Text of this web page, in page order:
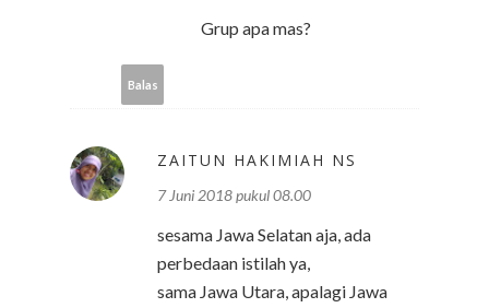
Grup apa mas?
Balas
ZAITUN HAKIMIAH NS
7 Juni 2018 pukul 08.00
sesama Jawa Selatan aja, ada
perbedaan istilah ya,
sama Jawa Utara, apalagi Jawa